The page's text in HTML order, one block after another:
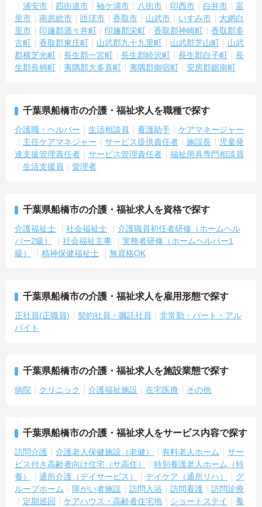
ト変更や無理な長時間勤務が発生しにくい人員体制です
・訪問スケジュールに沿って施設内でのケアを行うため、月平均の
残業時間は5時間から7時間程度とかなり少なめに抑えられます
・夜勤明けの翌日は原則としてお休みとなるシフト編成が組まれて
おり、しっかりと休息を取りながら長期的な就業が可能です
＜評価制度でキャリアアップ＞
・介護福祉士や初任者研修などの資格や実務経験、夜勤回数がしっ
例も多数あり、腰を据えて長期的なキャリア形成が可能です
浦安市
四街道市 袖ケ浦市 八街市 印西市 白井市
富
里市
南房総市 匝瑳市 香取市 山武市 いすみ市
大網白
里市
印旛郡酒々井町 印旛郡栄町 香取郡神崎町
香取郡多
古町
香取郡東庄町 山武郡九十九里町 山武郡芝山町
山武
郡横芝光町
長生郡一宮町 長生郡睦沢町 長生郡白子町
長
生郡長柄町
夷隅郡大多喜町 夷隅郡御宿町 安房郡鋸南町
千葉県船橋市の介護・福祉求人を職種で探す
介護職・ヘルパー 生活相談員 看護助手
ケアマネージャー
主任ケアマネジャー
サービス提供責任者 施設長
児童発
達支援管理責任者
サービス管理責任者
福祉用具専門相談員
生活支援員
管理者
千葉県船橋市の介護・福祉求人を資格で探す
介護福祉士 社会福祉士
介護職員初任者研修（ホームヘル
パー2級）
社会福祉主事
実務者研修（ホームヘルパー1
級）
精神保健福祉士 無資格OK
千葉県船橋市の介護・福祉求人を雇用形態で探す
正社員(正職員) 契約社員・嘱託社員
非常勤・パート・アル
バイト
千葉県船橋市の介護・福祉求人を施設業態で探す
病院 クリニック 介護福祉施設 在宅医療 その他
千葉県船橋市の介護・福祉求人をサービス内容で探す
訪問介護 介護老人保健施設（老健） 有料老人ホーム
サー
ビス付き高齢者向け住宅（サ高住）
特別養護老人ホーム（特
養）
通所介護（デイサービス） デイケア（通所リハ）
グ
ループホーム
障がい者施設 訪問入浴 訪問看護
訪問診療
定期巡回
ケアハウス・高齢者住宅地 ショートステイ
養